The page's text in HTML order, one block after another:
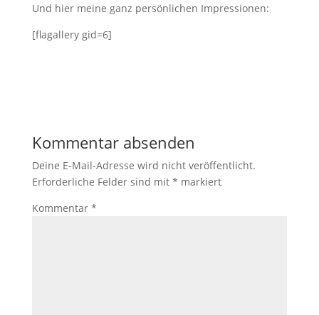
Und hier meine ganz persönlichen Impressionen:
[flagallery gid=6]
Kommentar absenden
Deine E-Mail-Adresse wird nicht veröffentlicht.
Erforderliche Felder sind mit * markiert
Kommentar *